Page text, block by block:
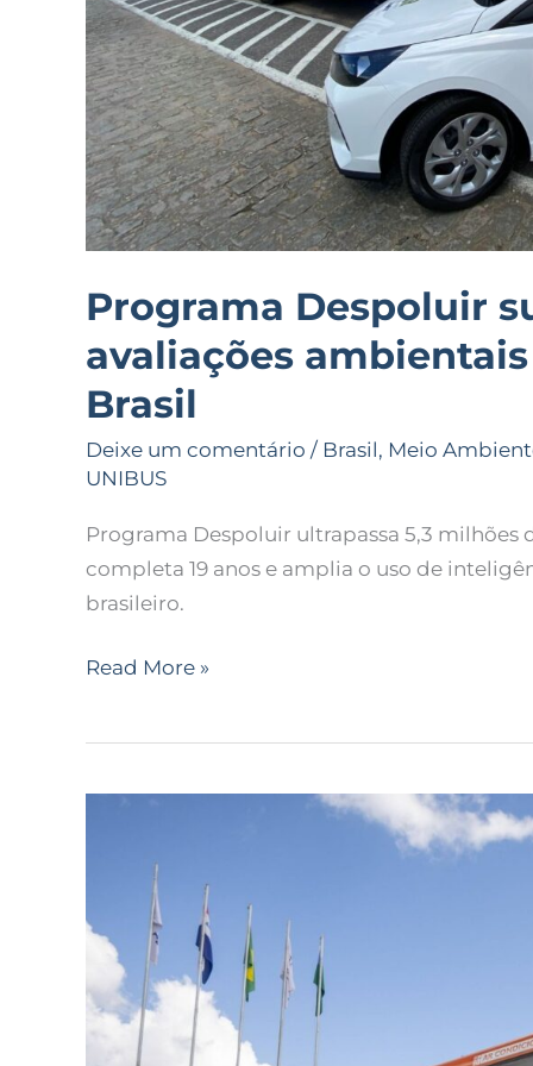
Programa Despoluir
avaliações
Brasil
Deixe um comentário / Brasil, Meio
UNIBUS
Programa Despoluir ultrapassa 5,3 milhões
completa 19 anos e amplia o uso de
brasileiro.
Brasil
Read More »
ônibus
Marcopolo
para
operações